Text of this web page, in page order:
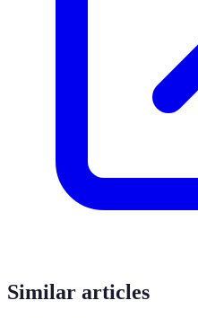
Similar articles